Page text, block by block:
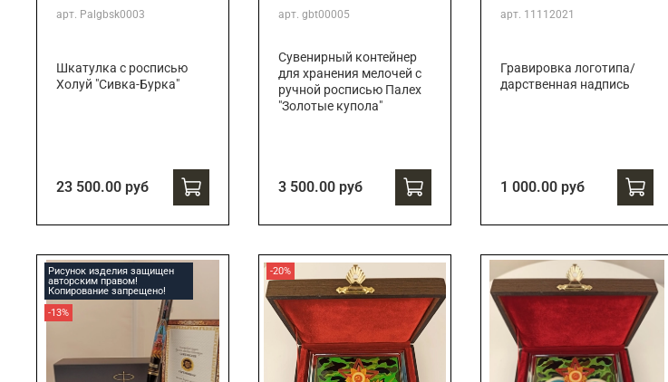
арт. Palgbsk0003
Шкатулка с росписью
Холуй "Сивка-Бурка"
23 500.00 руб
арт. gbt00005
Сувенирный контейнер
для хранения мелочей с
ручной росписью Палех
"Золотые купола"
3 500.00 руб
арт. 11112021
Гравировка логотипа/
дарственная надпись
1 000.00 руб
Рисунок изделия защищен
авторским правом!
Копирование запрещено!
-13%
-20%